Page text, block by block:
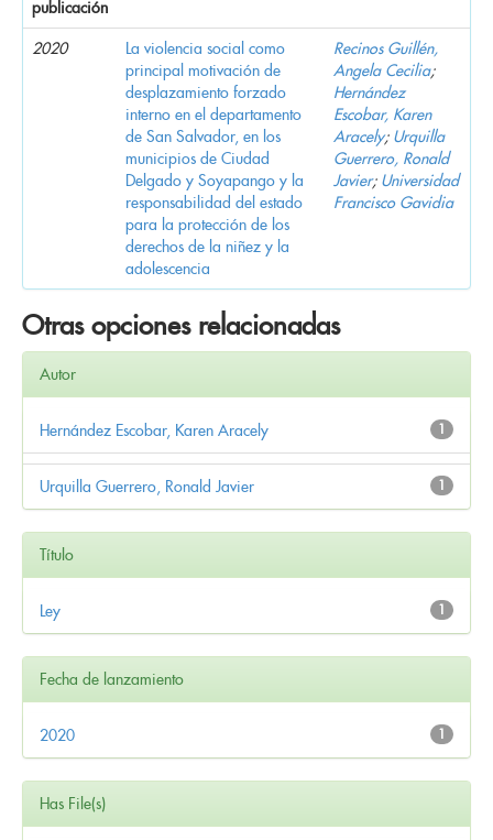
publicación
2020
La violencia social como
principal motivación de
desplazamiento forzado
interno en el departamento
de San Salvador, en los
municipios de Ciudad
Delgado y Soyapango y la
responsabilidad del estado
para la protección de los
derechos de la niñez y la
adolescencia
Recinos Guillén,
Angela Cecilia;
Hernández
Escobar, Karen
Aracely; Urquilla
Guerrero, Ronald
Javier; Universidad
Francisco Gavidia
Otras opciones relacionadas
Autor
1
Hernández Escobar, Karen Aracely
1
Urquilla Guerrero, Ronald Javier
Título
1
Ley
Fecha de lanzamiento
1
2020
Has File(s)